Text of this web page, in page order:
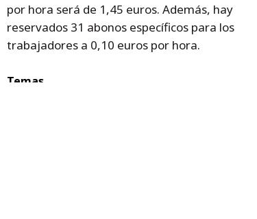
por hora será de 1,45 euros. Además, hay
reservados 31 abonos específicos para los
trabajadores a 0,10 euros por hora.
Temas